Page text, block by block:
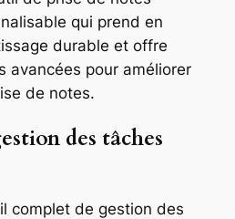
qui prend en
durable et offre
avancées pour améliorer
de notes.
des tâches
complet de gestion des